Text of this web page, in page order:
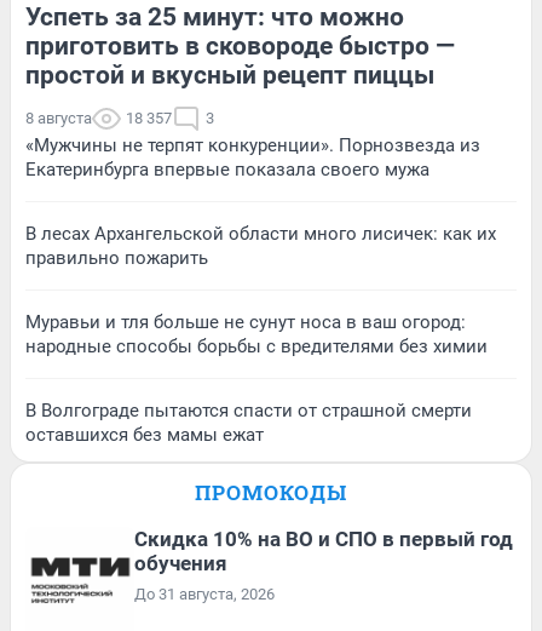
Успеть за 25 минут: что можно
приготовить в сковороде быстро —
простой и вкусный рецепт пиццы
8 августа 18 357 3
«Мужчины не терпят конкуренции». Порнозвезда из
Екатеринбурга впервые показала своего мужа
В лесах Архангельской области много лисичек: как их
правильно пожарить
Муравьи и тля больше не сунут носа в ваш огород:
народные способы борьбы с вредителями без химии
В Волгограде пытаются спасти от страшной смерти
оставшихся без мамы ежат
ПРОМОКОДЫ
Скидка 10% на ВО и СПО в первый год
обучения
До 31 августа, 2026